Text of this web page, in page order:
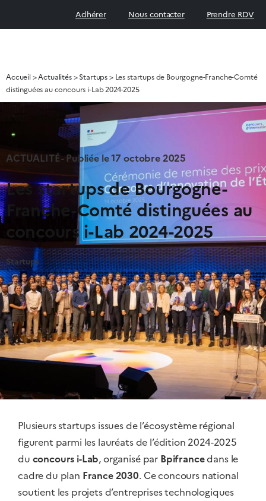
Adhérer Nous contacter Prendre RDV
Accueil >Actualités>Startups> Les startups de Bourgogne-Franche-Comté
distinguées au concours i-Lab 2024-2025
ACTUALITÉ - Publiée le17 octobre 2025
Les startups de Bourgogne-
Franche-Comté distinguées au
concours i-Lab 2024-2025
Startups
Plusieurs startups issues de l’écosystème régional
figurent parmi les lauréats de l’édition 2024-2025
du concours i-Lab, organisé par Bpifrancedans le
cadre du plan France 2030. Ce concours national
soutient les projets d’entreprises technologiques